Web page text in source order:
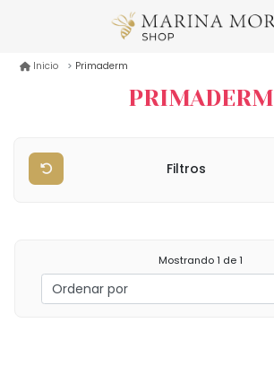
Inicio Primaderm
PRIMADERM
Filtros
Mostrando1 de 1